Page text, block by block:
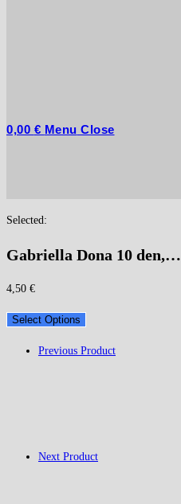
0,00 € Menu Close
Selected:
Gabriella Dona 10 den,…
4,50 €
Select Options
Previous Product
Next Product